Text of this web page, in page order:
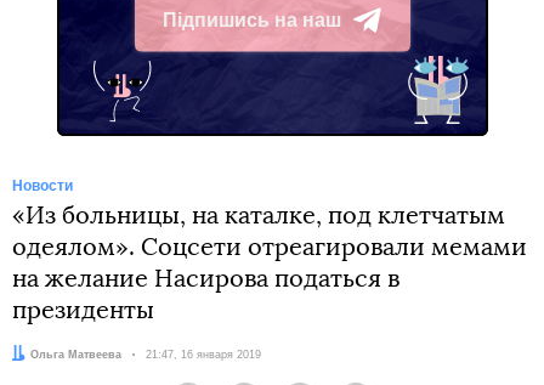
Підпишись на наш
Telegram
Новости
«Из больницы, на каталке, под клетчатым
одеялом». Соцсети отреагировали мемами
на желание Насирова податься в
президенты
Автор:
Ольга Матвеева Дата:
21:47, 16 января 2019